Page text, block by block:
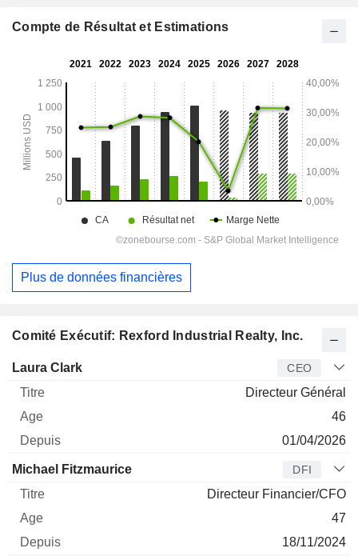
Comité Exécutif: Rexford Industrial Realty, Inc.
Dirigeant Titre
Laura Clark CEO
Directeur Général
46
01/04/2026
Michael Fitzmaurice DFI
Directeur Financier/CFO
47
18/11/2024
Compte de Résultat et Estimations
Plus de données financières